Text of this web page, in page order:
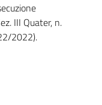
III Quater, n.
2022).